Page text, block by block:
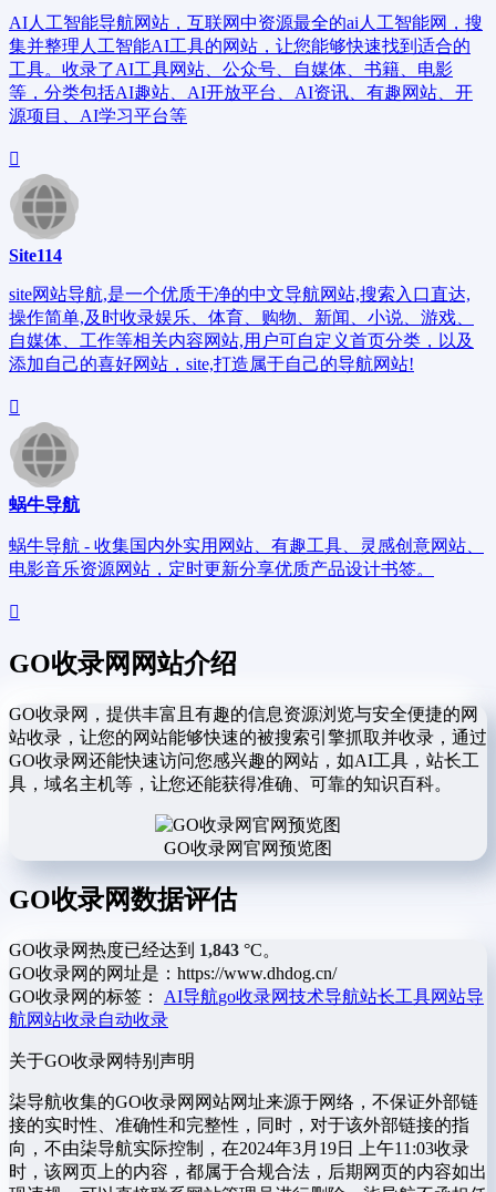
AI人工智能导航网站，互联网中资源最全的ai人工智能网，搜
集并整理人工智能AI工具的网站，让您能够快速找到适合的
工具。收录了AI工具网站、公众号、自媒体、书籍、电影
等，分类包括AI趣站、AI开放平台、AI资讯、有趣网站、开
源项目、AI学习平台等
Site114
site网站导航,是一个优质干净的中文导航网站,搜索入口直达,
操作简单,及时收录娱乐、体育、购物、新闻、小说、游戏、
自媒体、工作等相关内容网站,用户可自定义首页分类，以及
添加自己的喜好网站，site,打造属于自己的导航网站!
蜗牛导航
蜗牛导航 - 收集国内外实用网站、有趣工具、灵感创意网站、
电影音乐资源网站，定时更新分享优质产品设计书签。
GO收录网网站介绍
GO收录网，提供丰富且有趣的信息资源浏览与安全便捷的网
站收录，让您的网站能够快速的被搜索引擎抓取并收录，通过
GO收录网还能快速访问您感兴趣的网站，如AI工具，站长工
具，域名主机等，让您还能获得准确、可靠的知识百科。
GO收录网官网预览图
GO收录网数据评估
GO收录网热度已经达到 1,843 °C。
GO收录网的网址是：https://www.dhdog.cn/
GO收录网的标签： AI导航go收录网技术导航站长工具网站导
航网站收录自动收录
关于GO收录网特别声明
柒导航收集的GO收录网网站网址来源于网络，不保证外部链
接的实时性、准确性和完整性，同时，对于该外部链接的指
向，不由柒导航实际控制，在2024年3月19日 上午11:03收录
时，该网页上的内容，都属于合规合法，后期网页的内容如出